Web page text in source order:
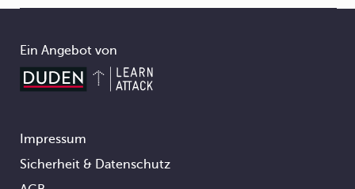
Ein Angebot von
Footer
Impressum
Sicherheit & Datenschutz